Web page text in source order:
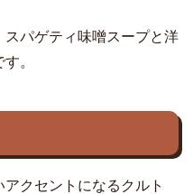
パゲティ味噌スープと洋
。
クセントになるクルト